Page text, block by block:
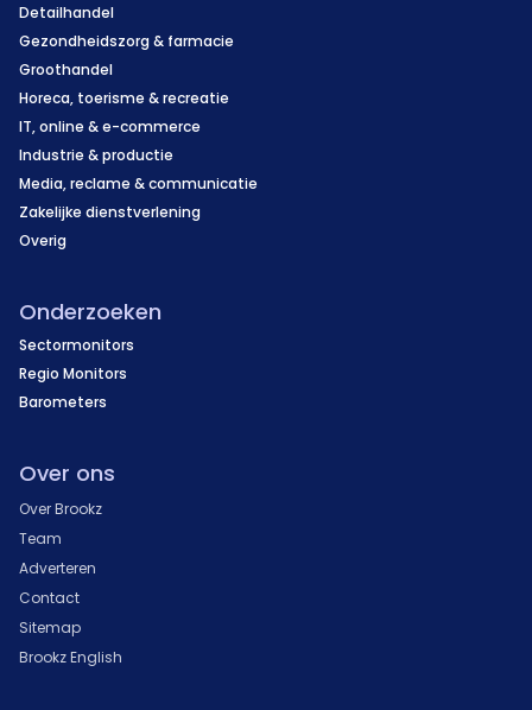
Detailhandel
Gezondheidszorg & farmacie
Groothandel
Horeca, toerisme & recreatie
IT, online & e-commerce
Industrie & productie
Media, reclame & communicatie
Zakelijke dienstverlening
Overig
Onderzoeken
Sectormonitors
Regio Monitors
Barometers
Over ons
Over Brookz
Team
Adverteren
Contact
Sitemap
Brookz English